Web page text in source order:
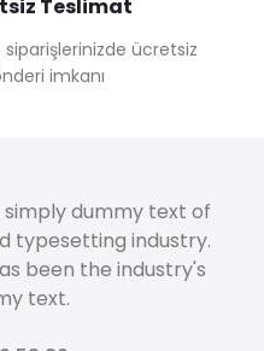
Teslimat
ücretsiz
imkanı
simply dummy text of
typesetting industry.
been the industry's
text.